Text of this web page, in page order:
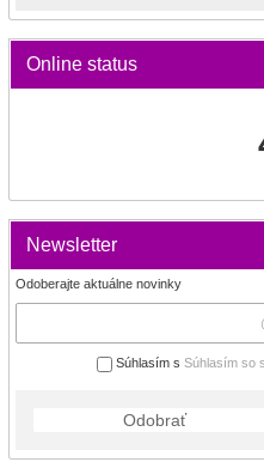
Online status
Newsletter
Odoberajte aktuálne novinky
Súhlasím s Súhlasím so
Odobrať